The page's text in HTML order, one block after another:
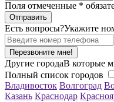
Поля отмеченные *
Есть вопросы?Укажите
Перезвоните мне!
Другие городаВ которые
Полный список городов
Владивосток Волгоград
Казань Краснодар